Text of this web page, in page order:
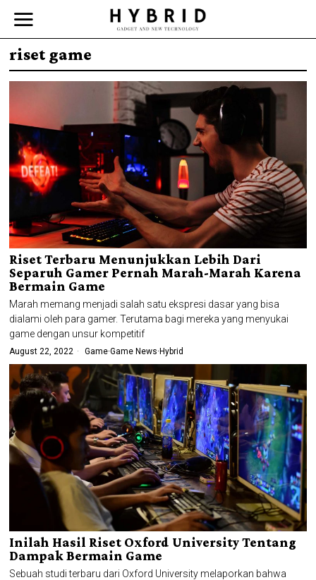
riset game
Riset Terbaru Menunjukkan Lebih Dari
Separuh Gamer Pernah Marah-Marah Karena
Bermain Game
Marah memang menjadi salah satu ekspresi dasar yang bisa
dialami oleh para gamer. Terutama bagi mereka yang menyukai
game dengan unsur kompetitif
August 22, 2022 Game·Game News·Hybrid
Inilah Hasil Riset Oxford University Tentang
Dampak Bermain Game
Sebuah studi terbaru dari Oxford University melaporkan bahwa